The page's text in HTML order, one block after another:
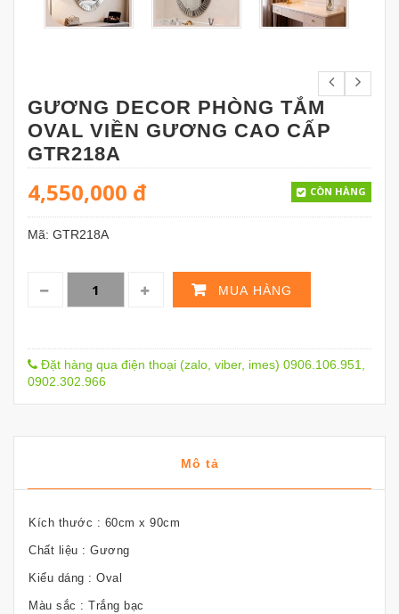
GƯƠNG DECOR PHÒNG TẮM
OVAL VIỀN GƯƠNG CAO CẤP
GTR218A
4,550,000 đ CÒN HÀNG
Mã: GTR218A
MUA HÀNG
Đặt hàng qua điện thoại (zalo, viber, imes) 0906.106.951,
0902.302.966
Mô tả
Kích thước : 60cm x 90cm
Chất liệu : Gương
Kiểu dáng : Oval
Màu sắc : Trắng bạc